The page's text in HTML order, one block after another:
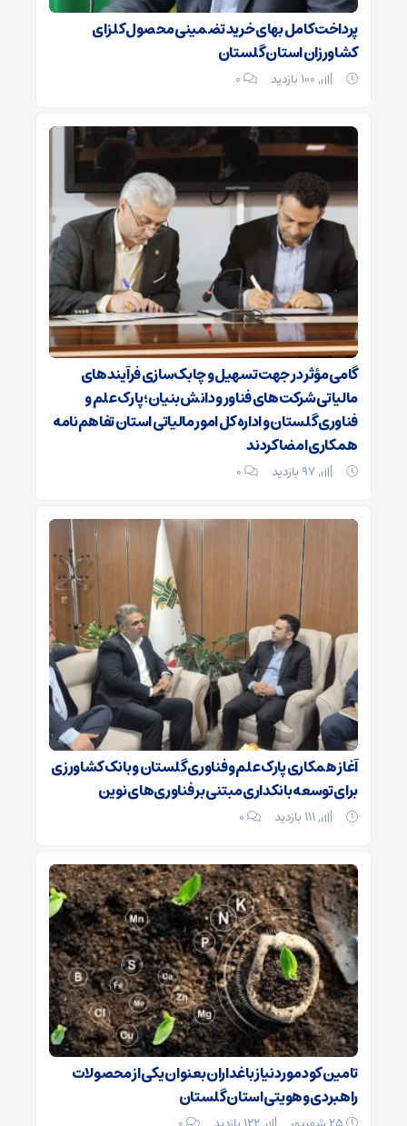
پرداخت کامل بهای خرید تضمینی محصول کلزا ی
کشاورزان استان گلستان
۰
گامی مؤثر در جهت تسهیل و چابک‌سازی فرآیندهای
مالیاتی شرکت‌های فناور و دانش‌بنیان؛ پارک علم و
فناوری گلستان و اداره کل امور مالیاتی استان تفاهم‌نامه
همکاری امضا کردند
۰
آغاز همکاری پارک علم و فناوری گلستان و بانک کشاورزی
برای توسعه بانکداری مبتنی بر فناوری‌های نوین
۰
تامین کود مورد نیاز باغداران بعنوان یکی از محصولات
راهبردی و‌هویتی استان گلستان